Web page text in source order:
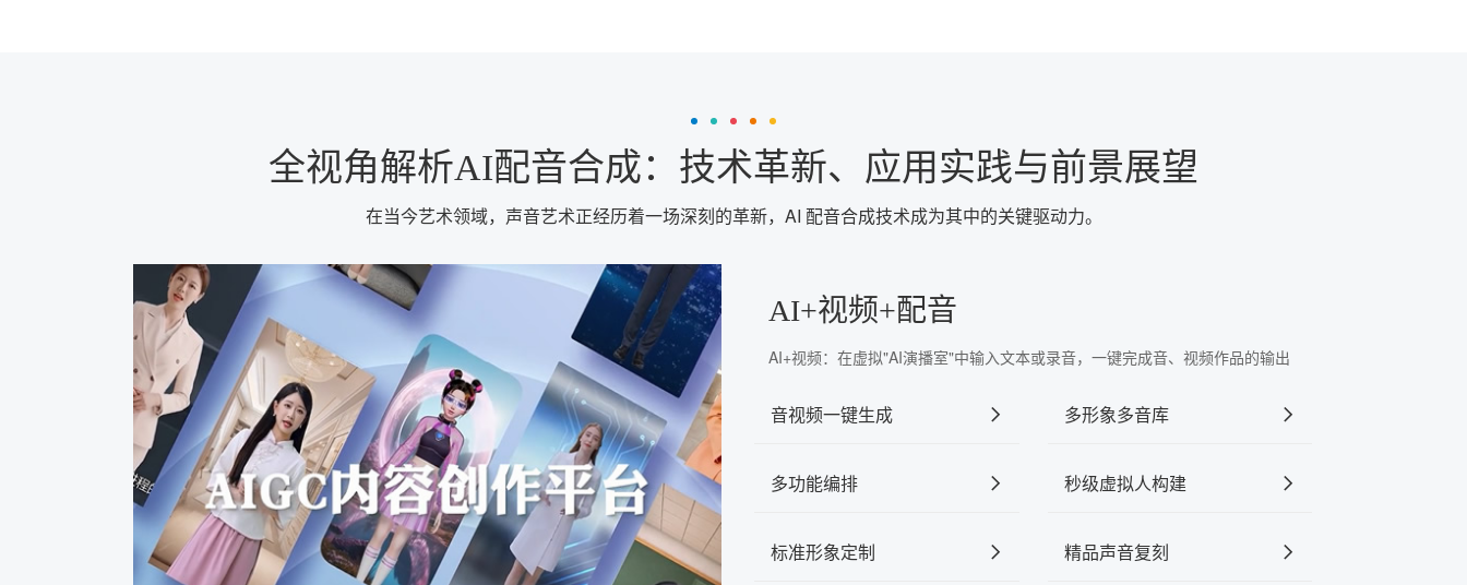
全视角解析AI配音合成：技术革新、应用实践与前景展望
在当今艺术领域，声音艺术正经历着一场深刻的革新，AI 配音合成技术成为其中的关键驱动力。
AI+视频+配音
AI+视频：在虚拟"AI演播室"中输入文本或录音，一键完成音、视频作品的输出
音视频一键生成 多形象多音库
多功能编排 秒级虚拟人构建
标准形象定制 精品声音复刻